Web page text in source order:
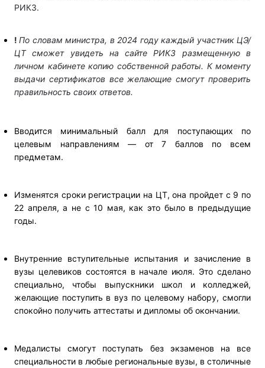
РИКЗ.
!По словам министра, в 2024 году каждый участник ЦЭ/
ЦТ сможет увидеть на сайте РИКЗ размещенную в
личном кабинете копию собственной работы. К моменту
выдачи сертификатов все желающие смогут проверить
правильность своих ответов.
Вводится минимальный балл для поступающих по
целевым направлениям — от 7 баллов по всем
предметам.
Изменятся сроки регистрации на ЦТ, она пройдет с 9 по
22 апреля, а не с 10 мая, как это было в предыдущие
годы.
Внутренние вступительные испытания и зачисление в
вузы целевиков состоятся в начале июля. Это сделано
специально, чтобы выпускники школ и колледжей,
желающие поступить в вуз по целевому набору, смогли
спокойно получить аттестаты и дипломы об окончании.
Медалисты смогут поступать без экзаменов на все
специальности в любые региональные вузы, в столичные